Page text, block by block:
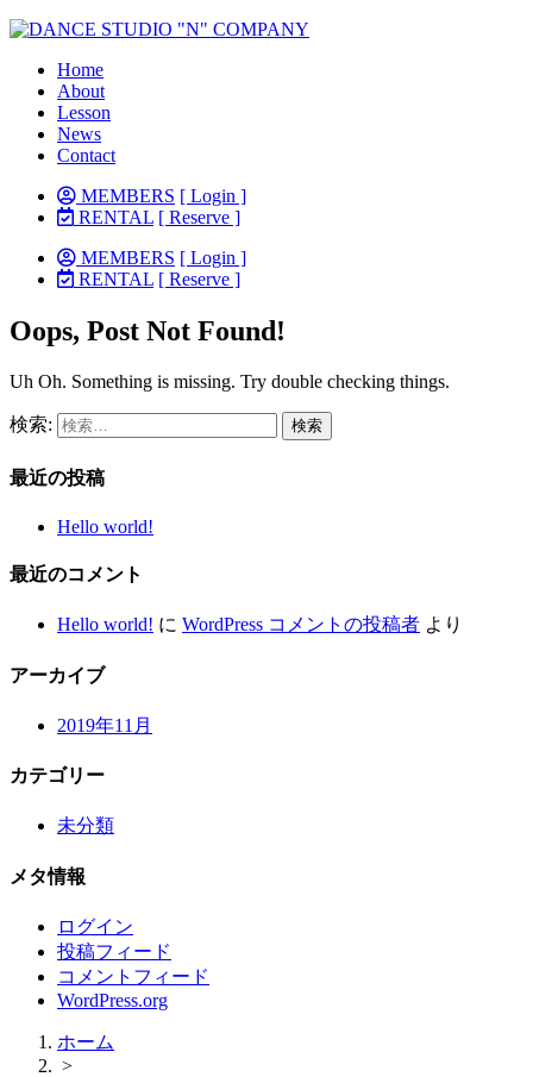
Home
About
Lesson
News
Contact
MEMBERS [ Login ]
RENTAL [ Reserve ]
MEMBERS [ Login ]
RENTAL [ Reserve ]
Oops, Post Not Found!
Uh Oh. Something is missing. Try double checking things.
検索:
最近の投稿
Hello world!
最近のコメント
Hello world! に WordPress コメントの投稿者 より
アーカイブ
2019年11月
カテゴリー
未分類
メタ情報
ログイン
投稿フィード
コメントフィード
WordPress.org
ホーム
>